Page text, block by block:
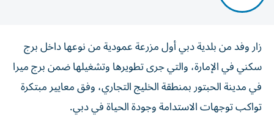
زار وفد من بلدية دبي أول مزرعة عمودية من نوعها داخل برج
سكني في الإمارة، والتي جرى تطويرها وتشغيلها ضمن برج ميرا
في مدينة الحبتور بمنطقة الخليج التجاري، وفق معايير مبتكرة
تواكب توجهات الاستدامة وجودة الحياة في دبي.